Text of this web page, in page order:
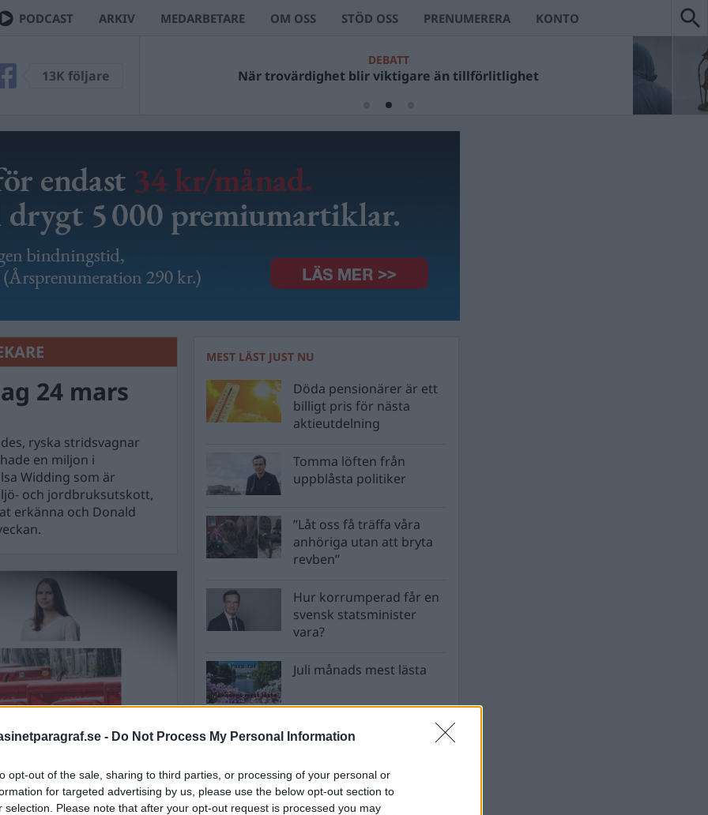
- Do Not Process My Personal Information
opt-out of the sale, sharing to third parties, or processing of your personal or
for targeted advertising by us, please use the below opt-out section to
selection. Please note that after your opt-out request is processed you may
PODCAST ARKIV MEDARBETARE OM OSS STÖD OSS PRENUMERERA KONTO
13K följare
DEBATT
När trovärdighet blir viktigare än tillförlitlighet
24 mars
ryska stridsvagnar
en miljon i
Widding som är
och jordbruksutskott,
erkänna och Donald
MEST LÄST JUST NU
Döda pensionärer är ett
billigt pris för nästa
aktieutdelning
Tomma löften från
uppblåsta politiker
”Låt oss få träffa våra
anhöriga utan att bryta
revben”
Hur korrumperad får en
svensk statsminister
vara?
Juli månads mest lästa
Stöd Para§rafs bevakning av högerextremismen